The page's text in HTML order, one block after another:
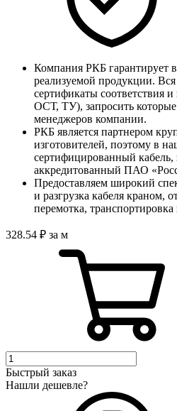
Компания РКБ гарантирует
реализуемой продукции.
сертификаты соответствия
ОСТ, ТУ), запросить
менеджеров компании.
РКБ является партнером
изготовителей, поэтому в
сертифицированный кабель,
аккредитованный ПАО
Предоставляем широкий
и разгрузка кабеля краном,
перемотка, транспортировка
328.54 ₽ за м
Быстрый заказ
Нашли дешевле?